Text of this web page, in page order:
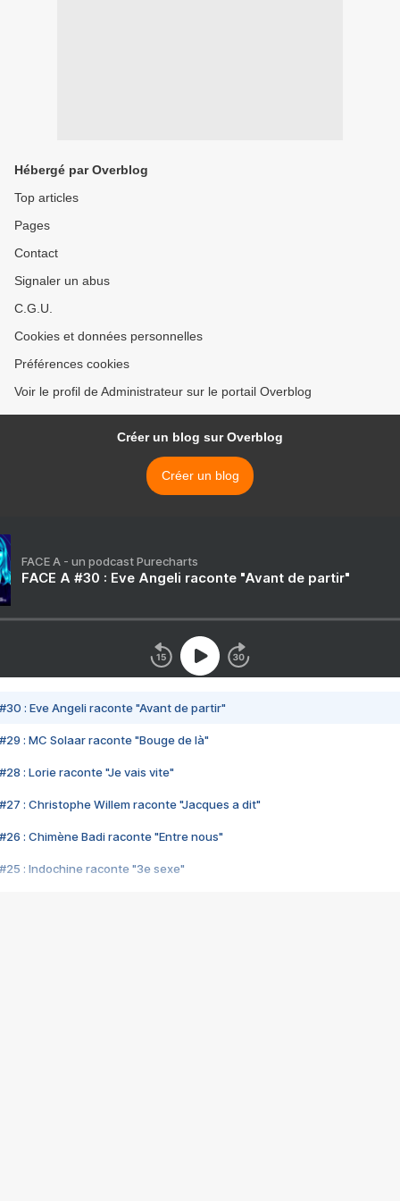
Hébergé par Overblog
Top articles
Pages
Contact
Signaler un abus
C.G.U.
Cookies et données personnelles
Préférences cookies
Voir le profil de Administrateur sur le portail Overblog
Créer un blog sur Overblog
Créer un blog
FACE A - un podcast Purecharts
FACE A #30 : Eve Angeli raconte "Avant de partir"
#30 : Eve Angeli raconte "Avant de partir"
#29 : MC Solaar raconte "Bouge de là"
#28 : Lorie raconte "Je vais vite"
#27 : Christophe Willem raconte "Jacques a dit"
#26 : Chimène Badi raconte "Entre nous"
#25 : Indochine raconte "3e sexe"